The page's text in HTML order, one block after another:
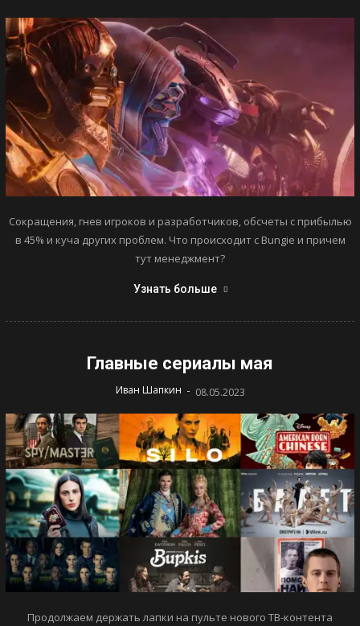
Сокращения, гнев игроков и разработчиков, обсчеты с прибылью
в 45% и куча других проблем. Что происходит с Bungie и причем
тут менеджмент?
Узнать больше
Главные сериалы мая
Иван Шапкин - 08.05.2023
Продолжаем держать лапки на пульте нового ТВ-контента